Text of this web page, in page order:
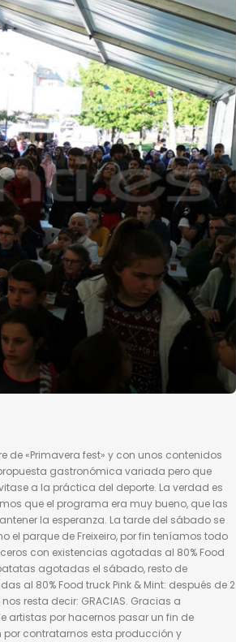
de «Primavera fest» y con unos contenidos
gastronómica variada pero que
a la práctica del deporte. La verdad es
que el programa era muy bueno, que las
la esperanza. La tarde del sábado se
el parque de Freixeiro, por fin teníamos todo
con existencias agotadas al 80% Food
agotadas el sábado, resto de
al 80% Food truck Pink & Mint: después de 2
resta decir: GRACIAS. Gracias a
artistas por hacernos pasar un fin de
por contratarnos esta producción y